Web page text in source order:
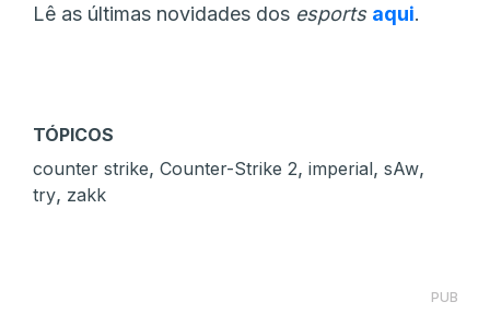
Lê as últimas novidades dos esports aqui.
TÓPICOS
counter strike, Counter-Strike 2, imperial, sAw,
try, zakk
PUB